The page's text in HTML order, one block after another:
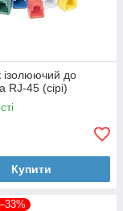
ізолюючий до
RJ-45 (сірі)
Купити
–33%